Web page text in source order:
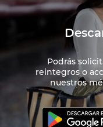
Podrás
reintegros o
nuestros